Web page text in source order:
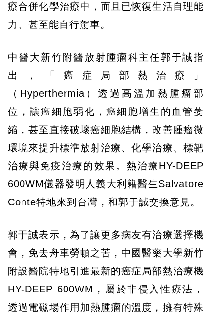
療合併化學治療中，而且已恢復生活自理能
力、甚至能自行駕車。
中醫大新竹附醫放射腫瘤科主任郭于誠指
出，「癌症局部熱治療」
（Hyperthermia）透過高溫加熱腫瘤部
位，讓癌細胞弱化，癌細胞增生的血管萎
縮，甚至直接破壞癌細胞結構，改善腫瘤微
環境來提升標準放射治療、化學治療、標靶
治療與免疫治療的效果。熱治療HY-DEEP
600WM儀器發明人義大利籍醫生Salvatore
Conte特地來到台灣，和郭于誠交換意見。
郭于誠表示，為了讓更多病友有治療選擇機
會，免去舟車勞頓之苦，中國醫藥大學新竹
附設醫院特地引進最新的癌症局部熱治療機
HY-DEEP 600WM，屬於非侵入性療法，
透過電磁場作用加熱腫瘤的溫度，擁有特殊